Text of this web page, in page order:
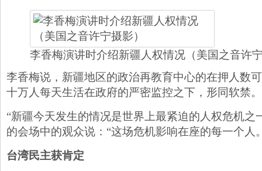
李香梅演讲时介绍新疆人权情况（美国之音许
李香梅说，新疆地区的政治再教育中心的在押人数
十万人每天生活在政府的严密监控之下，形同软禁。
“新疆今天发生的情况是世界上最紧迫的人权危机之
的会场中的观众说：“这场危机影响在座的每一个人
台湾民主获肯定